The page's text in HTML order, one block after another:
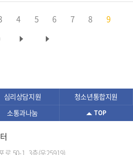
4 5 6 7 8
9
심리상담지원
청소년통합지원
소통과나눔 TOP
로 50-1, 3층(우25919)